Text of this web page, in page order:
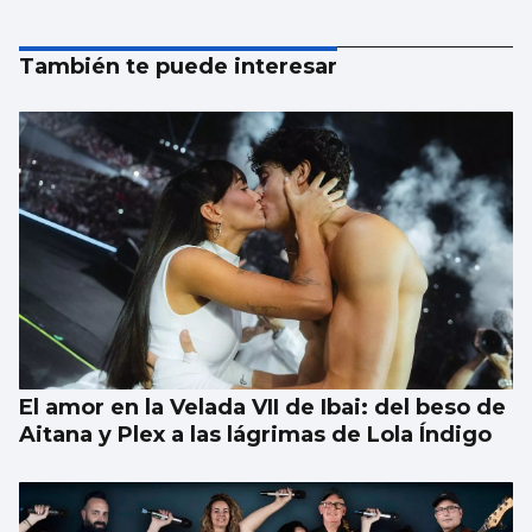
También te puede interesar
El amor en la Velada VII de Ibai: del beso de
Aitana y Plex a las lágrimas de Lola Índigo